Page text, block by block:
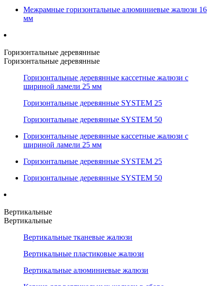
Межрамные горизонтальные алюминиевые жалюзи 16
мм
Горизонтальные деревянные
Горизонтальные деревянные
Горизонтальные деревянные кассетные жалюзи с
шириной ламели 25 мм
Горизонтальные деревянные SYSTEM 25
Горизонтальные деревянные SYSTEM 50
Горизонтальные деревянные кассетные жалюзи с
шириной ламели 25 мм
Горизонтальные деревянные SYSTEM 25
Горизонтальные деревянные SYSTEM 50
Вертикальные
Вертикальные
Вертикальные тканевые жалюзи
Вертикальные пластиковые жалюзи
Вертикальные алюминиевые жалюзи